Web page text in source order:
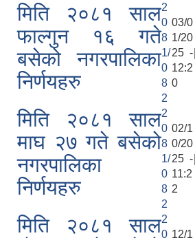
मिति २०८१ साल
फाल्गुन १६ गते
बसेको नगरपालिका
निर्णयहरु
2
0
8
1/
0
8
2
03/0
1/20
25 -
12:2
0
मिति २०८१ साल
माघ २७ गते बसेको
नगरपालिका
निर्णयहरु
2
0
8
1/
0
8
2
02/1
0/20
25 -
11:2
2
मिति २०८१ साल2
0 12/1